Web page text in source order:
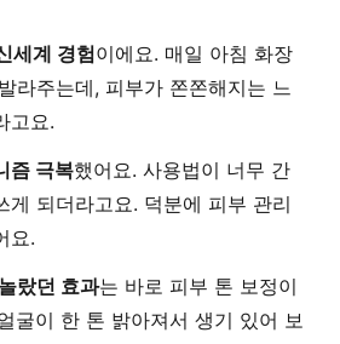
세계 경험이에요. 매일 아침 화장
라주는데, 피부가 쫀쫀해지는 느
고요.
즘 극복했어요. 사용법이 너무 간
게 되더라고요. 덕분에 피부 관리
요.
랐던 효과는 바로 피부 톤 보정이
굴이 한 톤 밝아져서 생기 있어 보